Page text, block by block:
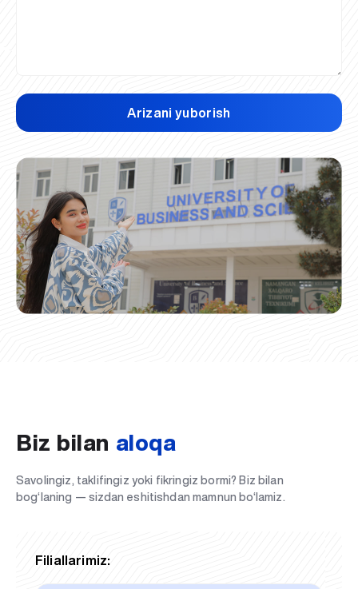
Arizani yuborish
Biz bilan aloqa
Savolingiz, taklifingiz yoki fikringiz bormi? Biz bilan
bog‘laning — sizdan eshitishdan mamnun bo‘lamiz.
Filiallarimiz: